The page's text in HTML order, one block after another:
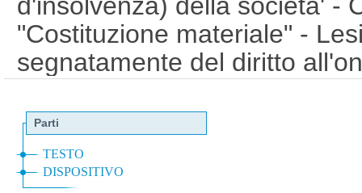
"Costituzione materiale" -
segnatamente del diritto
sociale e disparita' di
Violazione del principio di
Carenza di tutela legislativa